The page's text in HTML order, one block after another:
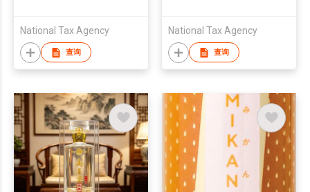
National Tax Agency
查询
National Tax Agency
查询